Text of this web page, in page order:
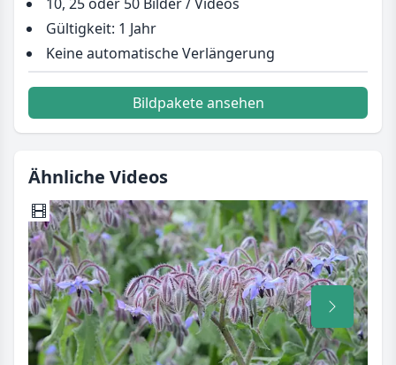
Gültigkeit: 1 Jahr
Keine automatische Verlängerung
Bildpakete ansehen
Ähnliche Videos